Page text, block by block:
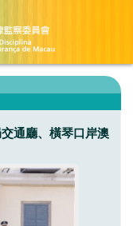
通廳、橫琴口岸澳